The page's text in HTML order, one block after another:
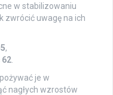
w stabilizowaniu
zwrócić uwagę na ich
,
62
je w
nagłych wzrostów